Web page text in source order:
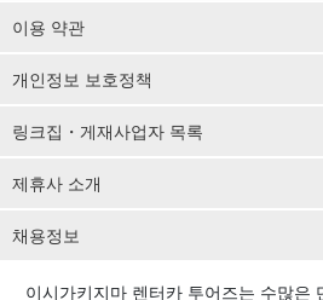
이용 약관
개인정보 보호정책
링크집・게재사업자 목록
제휴사 소개
채용정보
이시가키지마 렌터카 투어즈는 수많은